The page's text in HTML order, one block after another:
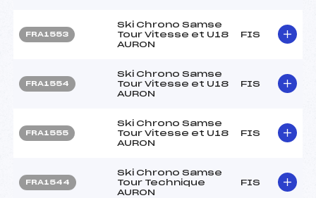
FRA1553
Ski Chrono Samse
Tour Vitesse et U18
AURON
FIS
FRA1554
Ski Chrono Samse
Tour Vitesse et U18
AURON
FIS
FRA1555
Ski Chrono Samse
Tour Vitesse et U18
AURON
FIS
FRA1544
Ski Chrono Samse
Tour Technique
AURON
FIS